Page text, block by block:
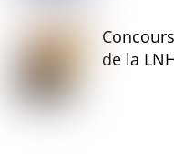
de la